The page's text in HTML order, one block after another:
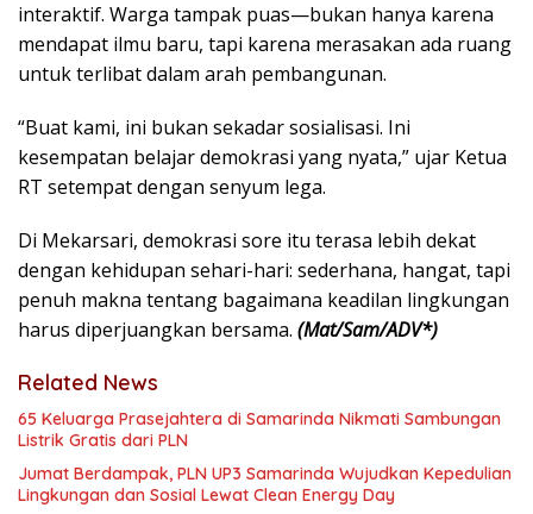
interaktif. Warga tampak puas—bukan hanya karena
mendapat ilmu baru, tapi karena merasakan ada ruang
untuk terlibat dalam arah pembangunan.
“Buat kami, ini bukan sekadar sosialisasi. Ini
kesempatan belajar demokrasi yang nyata,” ujar Ketua
RT setempat dengan senyum lega.
Di Mekarsari, demokrasi sore itu terasa lebih dekat
dengan kehidupan sehari-hari: sederhana, hangat, tapi
penuh makna tentang bagaimana keadilan lingkungan
harus diperjuangkan bersama. (Mat/Sam/ADV*)
Related News
65 Keluarga Prasejahtera di Samarinda Nikmati Sambungan
Listrik Gratis dari PLN
Jumat Berdampak, PLN UP3 Samarinda Wujudkan Kepedulian
Lingkungan dan Sosial Lewat Clean Energy Day